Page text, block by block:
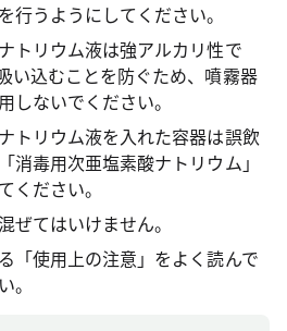
行うようにしてください。
トリウム液は強アルカリ性で
い込むことを防ぐため、噴霧器
しないでください。
トリウム液を入れた容器は誤飲
消毒用次亜塩素酸ナトリウム」
ください。
ぜてはいけません。
「使用上の注意」をよく読んで
。